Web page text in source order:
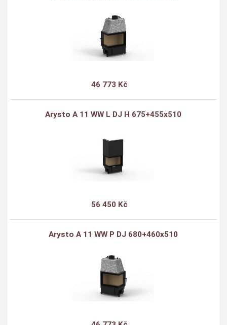
46 773 Kč
Arysto A 11 WW L DJ H 675+455x510
56 450 Kč
Arysto A 11 WW P DJ 680+460x510